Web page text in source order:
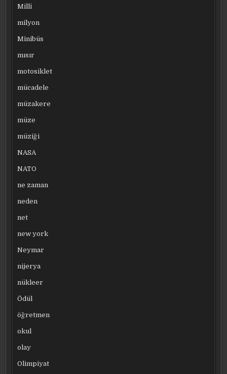
Milli
milyon
Minibüs
mısır
motosiklet
mücadele
müzakere
müze
müziği
NASA
NATO
ne zaman
neden
net
new york
Neymar
nijerya
nükleer
Ödül
öğretmen
okul
olay
Olimpiyat